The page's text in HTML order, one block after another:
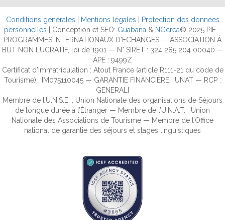
Conditions générales Mentions légales
Protection des données
personnelles | Conception et SEO: Guabana & NGcrea© 2025 PIE -
PROGRAMMES INTERNATIONAUX D'ECHANGES — ASSOCIATION À
BUT NON LUCRATIF, loi de 1901 — N° SIRET : 324 285 204 00040 —
APE : 9499Z
Certificat d’immatriculation : Atout France (article R111-21 du code de
Tourisme) : IM075110045 — GARANTIE FINANCIÈRE : UNAT — RCP :
GENERALI
Membre de l’U.N.S.E. : Union Nationale des organisations de Séjours
de longue durée à l’Étranger — Membre de l’U.N.A.T. : Union
Nationale des Associations de Tourisme — Membre de l’Office
national de garantie des séjours et stages linguistiques